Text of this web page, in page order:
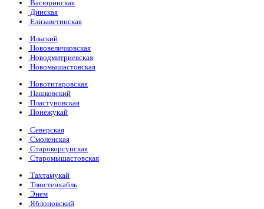
Васюринская
Динская
Елизаветинская
Ильский
Нововеличковская
Новодмитриевская
Новомышастовская
Новотитаровская
Пашковский
Пластуновская
Понежукай
Северская
Смоленская
Старокорсунская
Старомышастовская
Тахтамукай
Тлюстенхабль
Энем
Яблоновский